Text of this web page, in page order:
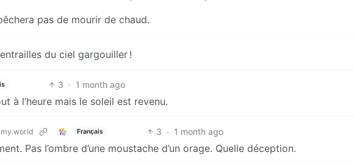
pas de mourir de chaud.
du ciel gargouiller !
3 · 1 month ago
à l’heure mais le soleil est revenu.
Français 3 · 1 month ago
Pas l’ombre d’une moustache d’un orage. Quelle déception.